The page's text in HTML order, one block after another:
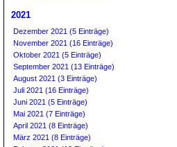
2021
Dezember 2021 (5 Einträge)
November 2021 (16 Einträge)
Oktober 2021 (5 Einträge)
September 2021 (13 Einträge)
August 2021 (3 Einträge)
Juli 2021 (16 Einträge)
Juni 2021 (5 Einträge)
Mai 2021 (7 Einträge)
April 2021 (8 Einträge)
März 2021 (8 Einträge)